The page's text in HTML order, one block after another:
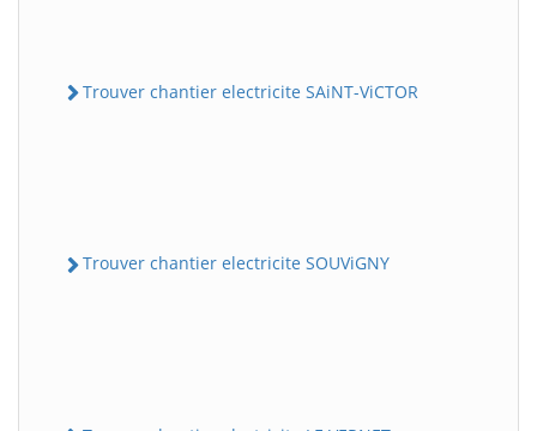
Trouver chantier electricite SAiNT-ViCTOR
Trouver chantier electricite SOUViGNY